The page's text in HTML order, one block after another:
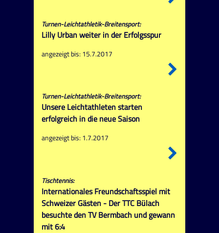
Turnen-Leichtathletik-Breitensport:
Lilly Urban weiter in der Erfolgsspur
angezeigt bis: 15.7.2017
Turnen-Leichtathletik-Breitensport:
Unsere Leichtathleten starten
erfolgreich in die neue Saison
angezeigt bis: 1.7.2017
Tischtennis:
Internationales Freundschaftsspiel mit
Schweizer Gästen - Der TTC Bülach
besuchte den TV Bermbach und gewann
mit 6:4